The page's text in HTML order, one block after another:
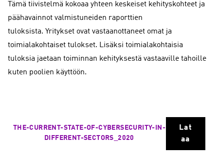
Tämä tiivistelmä kokoaa yhteen keskeiset kehityskohteet ja
päähavainnot valmistuneiden raporttien
tuloksista. Yritykset ovat vastaanottaneet omat ja
toimialakohtaiset tulokset. Lisäksi toimialakohtaisia
tuloksia jaetaan toiminnan kehityksestä vastaaville tahoille
kuten poolien käyttöön.
THE-CURRENT-STATE-OF-CYBERSECURITY-IN-
DIFFERENT-SECTORS_2020
Lat
aa